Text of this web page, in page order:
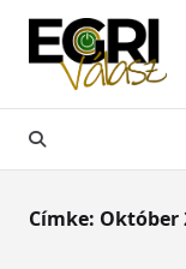
Skip
content
Címke: Október